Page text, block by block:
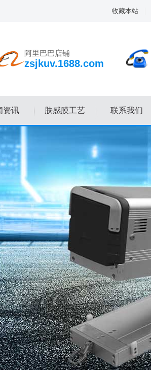
收藏本站
阿里巴巴店铺
zsjkuv.1688.com
资讯 肤感膜工艺 联系我们